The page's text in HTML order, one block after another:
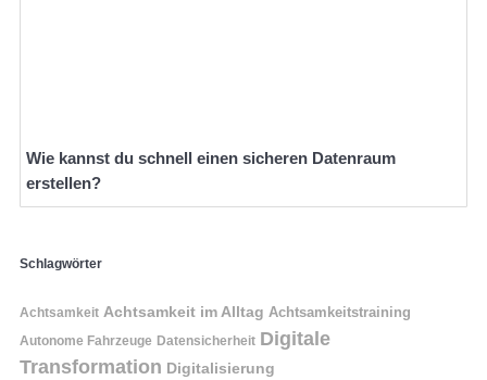
Wie kannst du schnell einen sicheren Datenraum
erstellen?
Schlagwörter
Achtsamkeit Achtsamkeit im Alltag Achtsamkeitstraining
Autonome Fahrzeuge Datensicherheit Digitale
Transformation Digitalisierung